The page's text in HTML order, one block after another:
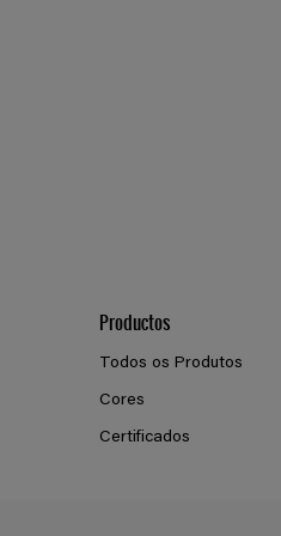
Productos
Todos os Produtos
Cores
Certificados